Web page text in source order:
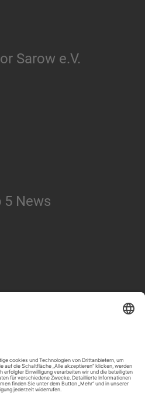
Sarow e.V.
5 News